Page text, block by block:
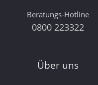
Beratungs-Hotline
0800 223322
Über uns